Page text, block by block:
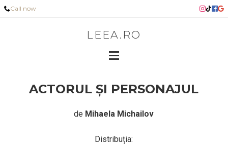
Call now
LEEA.RO
ACTORUL ȘI PERSONAJUL
de Mihaela Michailov
Distribuția: